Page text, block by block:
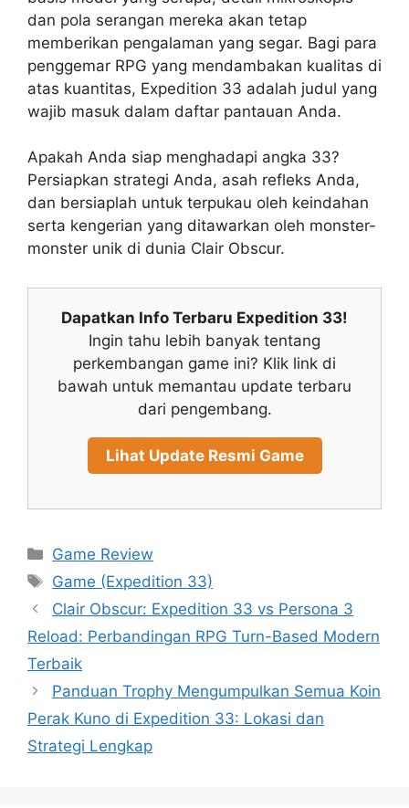
dan pola serangan mereka akan tetap
memberikan pengalaman yang segar. Bagi para
penggemar RPG yang mendambakan kualitas di
atas kuantitas, Expedition 33 adalah judul yang
wajib masuk dalam daftar pantauan Anda.
Apakah Anda siap menghadapi angka 33?
Persiapkan strategi Anda, asah refleks Anda,
dan bersiaplah untuk terpukau oleh keindahan
serta kengerian yang ditawarkan oleh monster-
monster unik di dunia Clair Obscur.
Dapatkan Info Terbaru Expedition 33!
Ingin tahu lebih banyak tentang
perkembangan game ini? Klik link di
bawah untuk memantau update terbaru
dari pengembang.
Lihat Update Resmi Game
Categories
Game Review
Tags
Game (Expedition 33)
Clair Obscur: Expedition 33 vs Persona 3
Reload: Perbandingan RPG Turn-Based Modern
Terbaik
Panduan Trophy Mengumpulkan Semua Koin
Perak Kuno di Expedition 33: Lokasi dan
Strategi Lengkap